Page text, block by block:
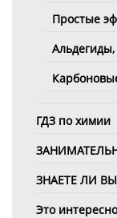
Простые
ГДЗ по химии
ЗНАЕТЕ ЛИ
Это интересно